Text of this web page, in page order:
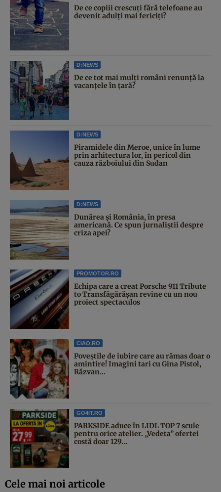
De ce copiii crescuți fără telefoane au
devenit adulți mai fericiți?
D:NEWS
De ce tot mai mulți români renunță la
vacanțele în țară?
D:NEWS
Piramidele din Meroe, unice în lume
prin arhitectura lor, în pericol din
cauza războiului din Sudan
D:NEWS
Dunărea și România, în presa
americană. Ce spun jurnaliștii despre
criza apei?
PROMOTOR.RO
Echipa care a creat Porsche 911 Tribute
to Transfăgărășan revine cu un nou
proiect spectaculos
CIAO.RO
Poveştile de iubire care au rămas doar o
amintire! Imagini tari cu Gina Pistol,
Răzvan...
GO4IT.RO
PARKSIDE aduce în LIDL TOP 7 scule
pentru orice atelier. „Vedeta” ofertei
costă doar 129...
Cele mai noi articole